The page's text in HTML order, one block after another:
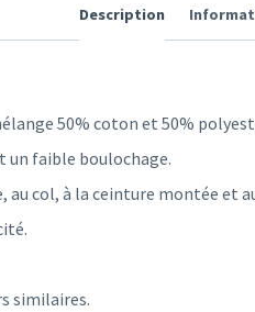
Description
50% coton et 50%
un faible boulochage.
au col, à la ceinture montée et
similaires.